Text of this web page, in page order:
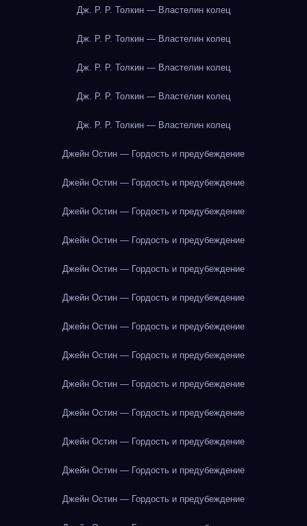
Дж. Р. Р. Толкин — Властелин колец
Дж. Р. Р. Толкин — Властелин колец
Дж. Р. Р. Толкин — Властелин колец
Дж. Р. Р. Толкин — Властелин колец
Дж. Р. Р. Толкин — Властелин колец
Джейн Остин — Гордость и предубеждение
Джейн Остин — Гордость и предубеждение
Джейн Остин — Гордость и предубеждение
Джейн Остин — Гордость и предубеждение
Джейн Остин — Гордость и предубеждение
Джейн Остин — Гордость и предубеждение
Джейн Остин — Гордость и предубеждение
Джейн Остин — Гордость и предубеждение
Джейн Остин — Гордость и предубеждение
Джейн Остин — Гордость и предубеждение
Джейн Остин — Гордость и предубеждение
Джейн Остин — Гордость и предубеждение
Джейн Остин — Гордость и предубеждение